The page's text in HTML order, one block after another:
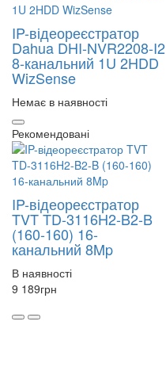
IP-відеореєстратор
Dahua DHI-NVR2208-I2
8-канальний 1U 2HDD
WizSense
Немає в наявності
Рекомендовані
IP-відеореєстратор
TVT TD-3116H2-B2-B
(160-160) 16-
канальний 8Mp
В наявності
9 189грн